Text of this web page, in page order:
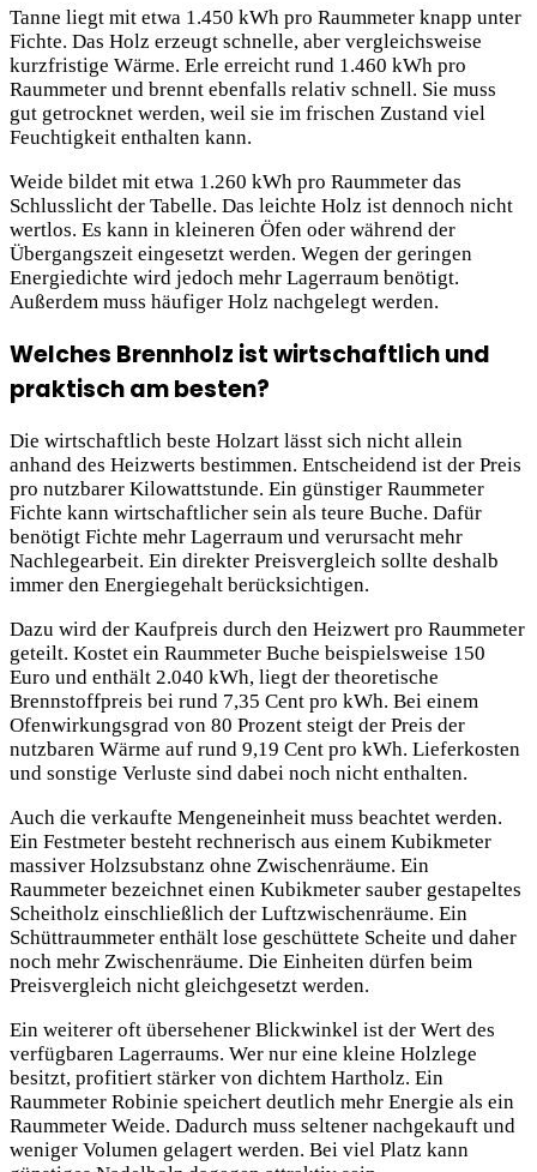
Tanne liegt mit etwa 1.450 kWh pro Raummeter knapp unter
Fichte. Das Holz erzeugt schnelle, aber vergleichsweise
kurzfristige Wärme. Erle erreicht rund 1.460 kWh pro
Raummeter und brennt ebenfalls relativ schnell. Sie muss
gut getrocknet werden, weil sie im frischen Zustand viel
Feuchtigkeit enthalten kann.
Weide bildet mit etwa 1.260 kWh pro Raummeter das
Schlusslicht der Tabelle. Das leichte Holz ist dennoch nicht
wertlos. Es kann in kleineren Öfen oder während der
Übergangszeit eingesetzt werden. Wegen der geringen
Energiedichte wird jedoch mehr Lagerraum benötigt.
Außerdem muss häufiger Holz nachgelegt werden.
Welches Brennholz ist wirtschaftlich und
praktisch am besten?
Die wirtschaftlich beste Holzart lässt sich nicht allein
anhand des Heizwerts bestimmen. Entscheidend ist der Preis
pro nutzbarer Kilowattstunde. Ein günstiger Raummeter
Fichte kann wirtschaftlicher sein als teure Buche. Dafür
benötigt Fichte mehr Lagerraum und verursacht mehr
Nachlegearbeit. Ein direkter Preisvergleich sollte deshalb
immer den Energiegehalt berücksichtigen.
Dazu wird der Kaufpreis durch den Heizwert pro Raummeter
geteilt. Kostet ein Raummeter Buche beispielsweise 150
Euro und enthält 2.040 kWh, liegt der theoretische
Brennstoffpreis bei rund 7,35 Cent pro kWh. Bei einem
Ofenwirkungsgrad von 80 Prozent steigt der Preis der
nutzbaren Wärme auf rund 9,19 Cent pro kWh. Lieferkosten
und sonstige Verluste sind dabei noch nicht enthalten.
Auch die verkaufte Mengeneinheit muss beachtet werden.
Ein Festmeter besteht rechnerisch aus einem Kubikmeter
massiver Holzsubstanz ohne Zwischenräume. Ein
Raummeter bezeichnet einen Kubikmeter sauber gestapeltes
Scheitholz einschließlich der Luftzwischenräume. Ein
Schüttraummeter enthält lose geschüttete Scheite und daher
noch mehr Zwischenräume. Die Einheiten dürfen beim
Preisvergleich nicht gleichgesetzt werden.
Ein weiterer oft übersehener Blickwinkel ist der Wert des
verfügbaren Lagerraums. Wer nur eine kleine Holzlege
besitzt, profitiert stärker von dichtem Hartholz. Ein
Raummeter Robinie speichert deutlich mehr Energie als ein
Raummeter Weide. Dadurch muss seltener nachgekauft und
weniger Volumen gelagert werden. Bei viel Platz kann